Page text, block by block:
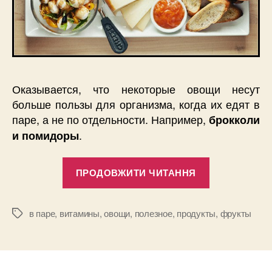
Оказывается, что некоторые овощи несут
больше пользы для организма, когда их едят в
паре, а не по отдельности. Например, брокколи
и помидоры.
ПРОДОВЖИТИ ЧИТАННЯ
Позначки
в паре, витамины,овощи, полезное, продукты, фрукты